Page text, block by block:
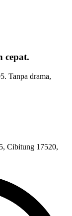
cepat.
. Tanpa drama,
Cibitung 17520,